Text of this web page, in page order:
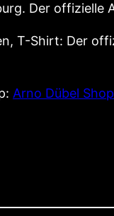
Der offizielle
T-Shirt: Der
Arno Dübel